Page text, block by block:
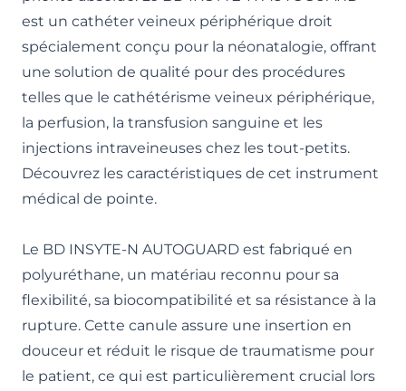
est un cathéter veineux périphérique droit
spécialement conçu pour la néonatalogie, offrant
une solution de qualité pour des procédures
telles que le cathétérisme veineux périphérique,
la perfusion, la transfusion sanguine et les
injections intraveineuses chez les tout-petits.
Découvrez les caractéristiques de cet instrument
médical de pointe.
Le BD INSYTE-N AUTOGUARD est fabriqué en
polyuréthane, un matériau reconnu pour sa
flexibilité, sa biocompatibilité et sa résistance à la
rupture. Cette canule assure une insertion en
douceur et réduit le risque de traumatisme pour
le patient, ce qui est particulièrement crucial lors